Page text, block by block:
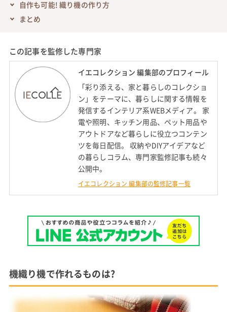
自作も可能! 織り機の作り方
まとめ
この記事を監修した専門家
イエコレクション 編集部のプロフィール
「彩り添える、家と暮らしのコレクショ
ン」をテーマに、暮らしに関する情報を
発信するインテリア系WEBメディア。 家
電や照明、キッチン用品、ペット用品や
アウトドアなど暮らしに役立つコンテン
ツを毎日配信。 収納やDIYアイデアなど
の暮らしコラム、専門家監修記事も続々
公開中。
イエコレクション 編集部の監修記事一覧
機織り機で作れるものは?